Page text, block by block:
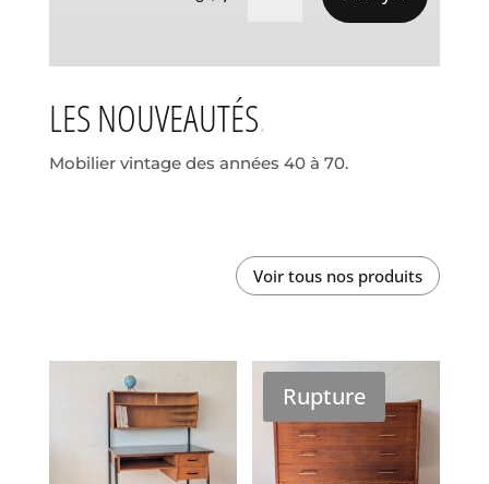
LES NOUVEAUTÉS
Mobilier vintage des années 40 à 70.
Voir tous nos produits
Rupture